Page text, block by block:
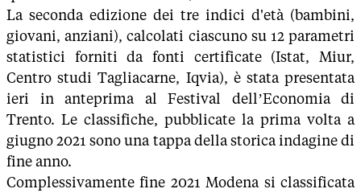
La seconda edizione dei tre indici d'età (bambini,
giovani, anziani), calcolati ciascuno su 12 parametri
statistici forniti da fonti certificate (Istat, Miur,
Centro studi Tagliacarne, Iqvia), è stata presentata
ieri in anteprima al Festival dell’Economia di
Trento. Le classifiche, pubblicate la prima volta a
giugno 2021 sono una tappa della storica indagine di
fine anno.
Complessivamente fine 2021 Modena si classificata